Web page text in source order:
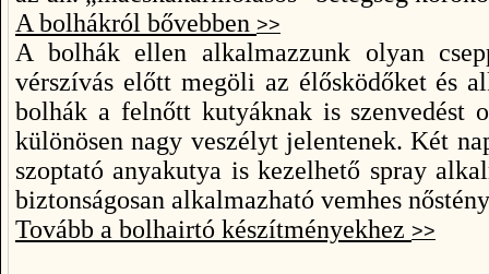
A bolhákról bővebben >>
A bolhák ellen alkalmazzunk olyan
vérszívás előtt megöli az élősködőket és
bolhák a felnőtt kutyáknak is szenvedést
különösen nagy veszélyt jelentenek. Két
szoptató anyakutya is kezelhető spray
biztonságosan alkalmazható vemhes
Tovább a bolhairtó készítményekhez >>